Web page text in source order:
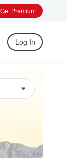
Get Premium
Log In